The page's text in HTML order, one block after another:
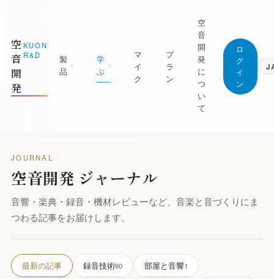
空
音
開
発
KUON
R&D
製
品
録る
日を捉える｜P-86S・KUON DAW・
DAR・LESSON RECORDER
整える
の一本にする｜MONTAGE・
残す
学
ぶ
最新の記事
新着と、書き直した記事を新しい順に
録音技術
マイクの立て方と楽器別の録り方
部屋と音響
残響・反射・測定・ルームアコースティック
マ
イ
ク
プ
ラ
ン
空
音
開
発
に
つ
い
て
なぜ空音開発を作るのか
創業者
世界初の技術
ブラウザだけで完結することを、世界で初め
実現した技術
ロ
グ
イ
ン
日本語
JOURNAL
空音開発 ジャーナル
音響・楽典・録音・機材レビューなど、音楽と音づくりにま
つわる記事をお届けします。
最新の記事 録音技術60 部屋と音響1